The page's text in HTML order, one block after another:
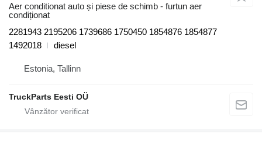
Aer conditionat auto și piese de schimb - furtun aer
condiționat
2281943 2195206 1739686 1750450 1854876 1854877
1492018
diesel
Estonia, Tallinn
TruckParts Eesti OÜ